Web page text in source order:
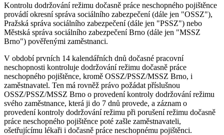
Kontrolu dodržování režimu dočasně práce neschopného pojištěnce
provádí okresní správa sociálního zabezpečení (dále jen "OSSZ"),
Pražská správa sociálního zabezpečení (dále jen "PSSZ") nebo
Městská správa sociálního zabezpečení Brno (dále jen "MSSZ
Brno") pověřenými zaměstnanci.
V období prvních 14 kalendářních dnů dočasné pracovní
neschopnosti kontroluje dodržování režimu dočasně práce
neschopného pojištěnce, kromě OSSZ/PSSZ/MSSZ Brno, i
zaměstnavatel. Ten má rovněž právo požádat příslušnou
OSSZ/PSSZ/MSSZ Brno o provedení kontroly dodržování režimu
svého zaměstnance, která ji do 7 dnů provede, a záznam o
provedení kontroly dodržování režimu při porušení režimu dočasně
práce neschopného pojištěnce poté zašle zaměstnavateli,
ošetřujícímu lékaři i dočasně práce neschopnému pojištěnci.